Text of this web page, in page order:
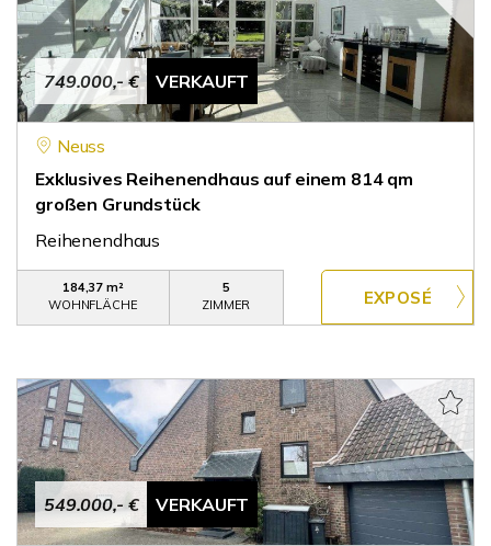
749.000,- € VERKAUFT
Neuss
Exklusives Reihenendhaus auf einem 814 qm
großen Grundstück
Reihenendhaus
184,37 m²
WOHNFLÄCHE
5
ZIMMER
549.000,- € VERKAUFT